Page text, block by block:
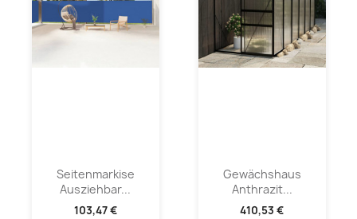
Seitenmarkise
Ausziehbar...
103,47 €
Gewächshaus
Anthrazit...
410,53 €